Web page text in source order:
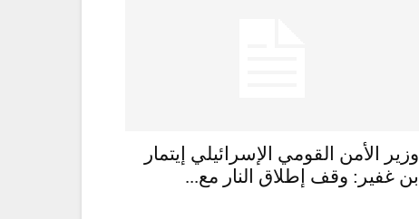
وزير الأمن القومي الإسرائيلي إيتمار
بن غفير: وقف إطلاق النار مع...